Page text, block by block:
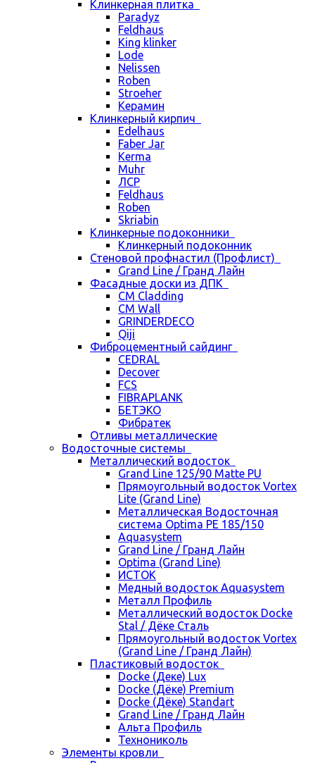
Клинкерная плитка
Paradyz
Feldhaus
King klinker
Lode
Nelissen
Roben
Stroeher
Керамин
Клинкерный кирпич
Edelhaus
Faber Jar
Kerma
Muhr
ЛСР
Feldhaus
Roben
Skriabin
Клинкерные подоконники
Клинкерный подоконник
Стеновой профнастил (Профлист)
Grand Line / Гранд Лайн
Фасадные доски из ДПК
CM Cladding
CM Wall
GRINDERDECO
Qiji
Фиброцементный сайдинг
CEDRAL
Decover
FCS
FIBRAPLANK
БЕТЭКО
Фибратек
Отливы металлические
Водосточные системы
Металлический водосток
Grand Line 125/90 Matte PU
Прямоугольный водосток Vortex
Lite (Grand Line)
Металлическая Водосточная
система Optima PE 185/150
Aquasystem
Grand Line / Гранд Лайн
Optima (Grand Line)
ИСТОК
Медный водосток Aquasystem
Металл Профиль
Металлический водосток Docke
Stal / Дёке Сталь
Прямоугольный водосток Vortex
(Grand Line / Гранд Лайн)
Пластиковый водосток
Docke (Деке) Lux
Docke (Дёке) Premium
Docke (Дёке) Standart
Grand Line / Гранд Лайн
Альта Профиль
Технониколь
Элементы кровли